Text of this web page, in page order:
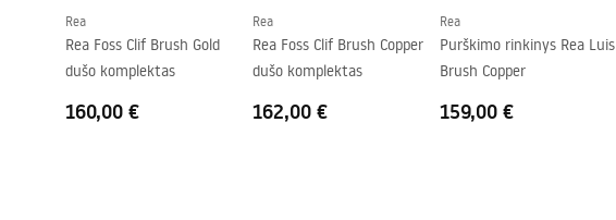
Garantija
24 mėnesių
„Easy Clean“ danga
Taip, vienoje stiklo pusėje
Rea
Rea Foss Clif Brush Gold
dušo komplektas
160,00 €
Rea
Rea Foss Clif Brush Copper
dušo komplektas
162,00 €
Rea
Purškimo rinkinys Rea Luis
Brush Copper
159,00 €